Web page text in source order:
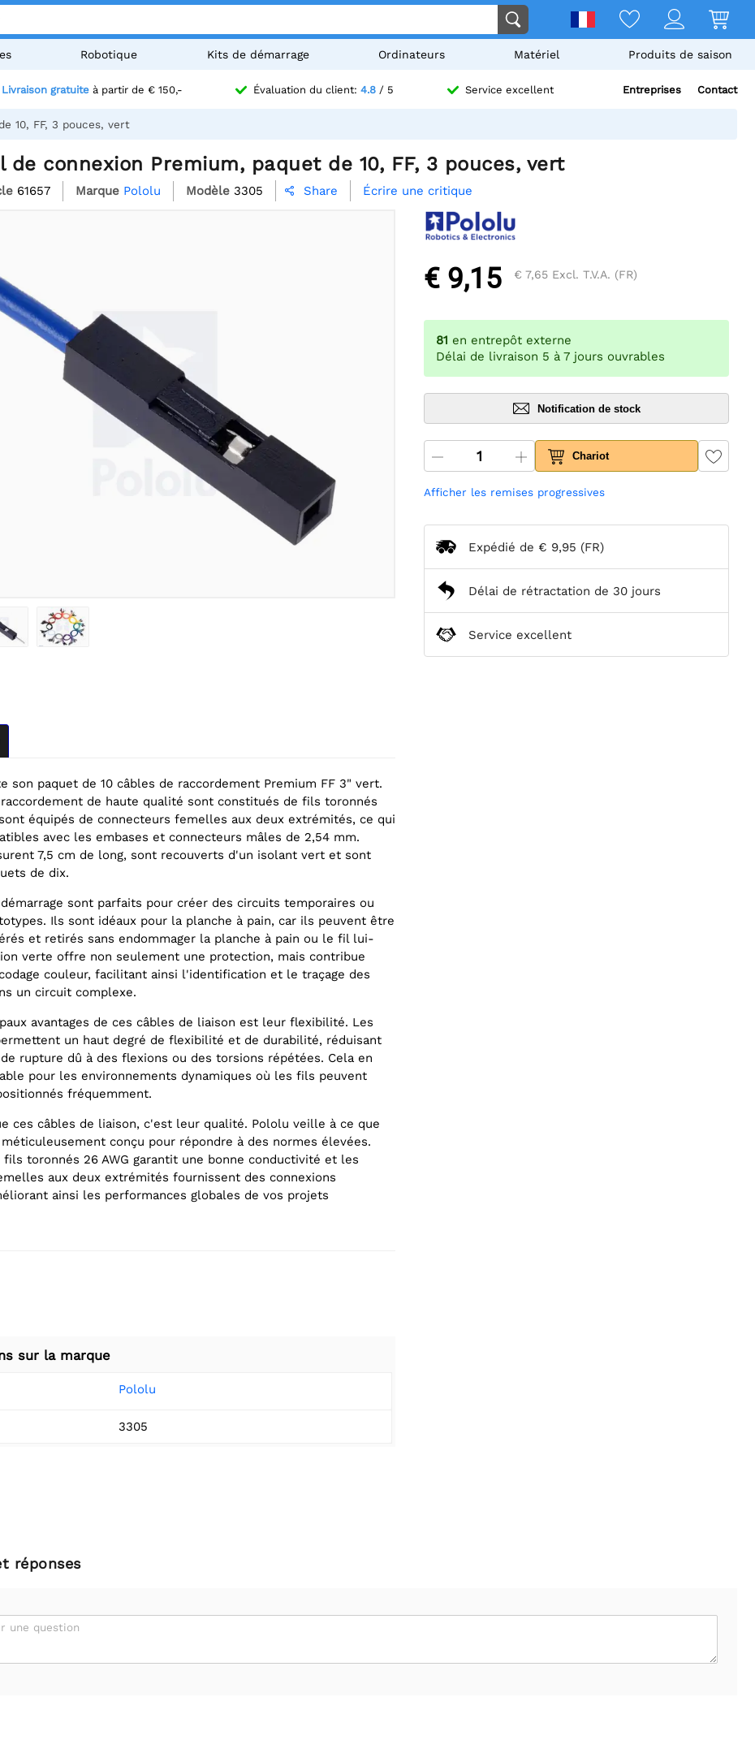
Robotique Kits de démarrage Ordinateurs Matériel Produits de saison
Livraison gratuiteà partir de € 150,- Évaluation du client: 4.8 / 5 Service excellent Entreprises Contact
10, FF, 3 pouces, vert
de connexion Premium, paquet de 10, FF, 3 pouces, vert
61657 Marque Pololu Modèle 3305  Share Écrire une critique
son paquet de 10 câbles de raccordement Premium FF 3" vert.
de haute qualité sont constitués de fils toronnés
équipés de connecteurs femelles aux deux extrémités, ce qui
avec les embases et connecteurs mâles de 2,54 mm.
7,5 cm de long, sont recouverts d'un isolant vert et sont
de dix.
sont parfaits pour créer des circuits temporaires ou
Ils sont idéaux pour la planche à pain, car ils peuvent être
et retirés sans endommager la planche à pain ou le fil lui-
verte offre non seulement une protection, mais contribue
couleur, facilitant ainsi l'identification et le traçage des
un circuit complexe.
avantages de ces câbles de liaison est leur flexibilité. Les
un haut degré de flexibilité et de durabilité, réduisant
rupture dû à des flexions ou des torsions répétées. Cela en
pour les environnements dynamiques où les fils peuvent
fréquemment.
ces câbles de liaison, c'est leur qualité. Pololu veille à ce que
conçu pour répondre à des normes élevées.
toronnés 26 AWG garantit une bonne conductivité et les
aux deux extrémités fournissent des connexions
ainsi les performances globales de vos projets
sur la marque
Pololu
3305
€ 9,15 € 7,65 Excl. T.V.A. (FR)
81 en entrepôt externe
Délai de livraison 5 à 7 jours ouvrables
Notification de stock
Chariot
Afficher les remises progressives
Expédié de € 9,95 (FR)
Délai de rétractation de 30 jours
Service excellent
réponses
une question